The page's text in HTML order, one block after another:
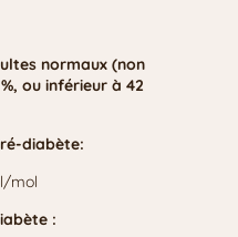
normaux (non
ou inférieur à 42
diabète:
mol
: